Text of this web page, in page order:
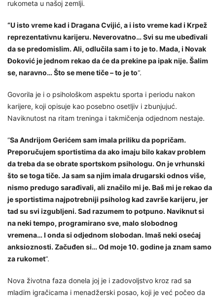
rukometa u našoj zemlji.
“U isto vreme kad i Dragana Cvijić, a i isto vreme kad i Krpež
reprezentativnu karijeru. Neverovatno… Svi su me ubeđivali
da se predomislim. Ali, odlučila sam i to je to. Mada, i Novak
Đoković je jednom rekao da će da prekine pa ipak nije. Šalim
se, naravno… Što se mene tiče – to je to“.
Govorila je i o psihološkom aspektu sporta i periodu nakon
karijere, koji opisuje kao posebno osetljiv i zbunjujuć.
Naviknutost na ritam treninga i takmičenja odjednom nestaje.
“Sa Andrijom Gerićem sam imala priliku da popričam.
Preporučujem sportistima da ako imaju bilo kakav problem
da treba da se obrate sportskom psihologu. On je vrhunski
što se toga tiče. Ja sam sa njim imala drugarski odnos više,
nismo predugo sarađivali, ali značilo mi je. Baš mi je rekao da
je sportistima najpotrebniji psiholog kad završe karijeru, jer
tad su svi izgubljeni. Sad razumem to potpuno. Naviknut si
na neki tempo, programirano sve, malo slobodnog
vremena… I onda si odjednom slobodan. Imaš neki osećaj
anksioznosti. Začuđen si… Od moje 10. godine ja znam samo
za rukomet“.
Nova životna faza donela joj je i zadovoljstvo kroz rad sa
mladim igračicama i menadžerski posao, koji je već počeo da